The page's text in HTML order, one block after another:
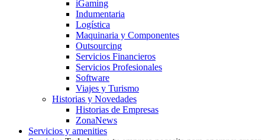
iGaming
Indumentaria
Logística
Maquinaria y Componentes
Outsourcing
Servicios Financieros
Servicios Profesionales
Software
Viajes y Turismo
Historias y Novedades
Historias de Empresas
ZonaNews
Servicios y amenities